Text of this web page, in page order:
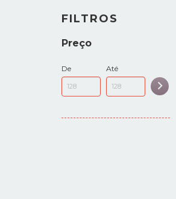
FILTROS
Preço
De Até